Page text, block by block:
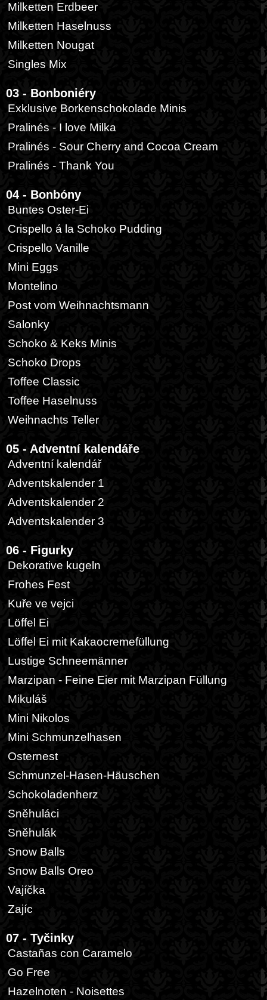
Milketten Erdbeer
Milketten Haselnuss
Milketten Nougat
Singles Mix
03 - Bonboniéry
Exklusive Borkenschokolade Minis
Pralinés - I love Milka
Pralinés - Sour Cherry and Cocoa Cream
Pralinés - Thank You
04 - Bonbóny
Buntes Oster-Ei
Crispello á la Schoko Pudding
Crispello Vanille
Mini Eggs
Montelino
Post vom Weihnachtsmann
Salonky
Schoko & Keks Minis
Schoko Drops
Toffee Classic
Toffee Haselnuss
Weihnachts Teller
05 - Adventní kalendáře
Adventní kalendář
Adventskalender 1
Adventskalender 2
Adventskalender 3
06 - Figurky
Dekorative kugeln
Frohes Fest
Kuře ve vejci
Löffel Ei
Löffel Ei mit Kakaocremefüllung
Lustige Schneemänner
Marzipan - Feine Eier mit Marzipan Füllung
Mikuláš
Mini Nikolos
Mini Schmunzelhasen
Osternest
Schmunzel-Hasen-Häuschen
Schokoladenherz
Sněhuláci
Sněhulák
Snow Balls
Snow Balls Oreo
Vajíčka
Zajíc
07 - Tyčinky
Castañas con Caramelo
Go Free
Hazelnoten - Noisettes